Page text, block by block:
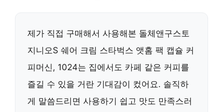
제가 직접 구매해서 사용해본 돌체앤구스토
지니오S 쉐어 크림 스타벅스 앳홈 팩 캡슐 커
피머신, 1024는 집에서도 카페 같은 커피를
즐길 수 있을 거란 기대감이 컸어요. 솔직하
게 말씀드리면 사용하기 쉽고 맛도 만족스러